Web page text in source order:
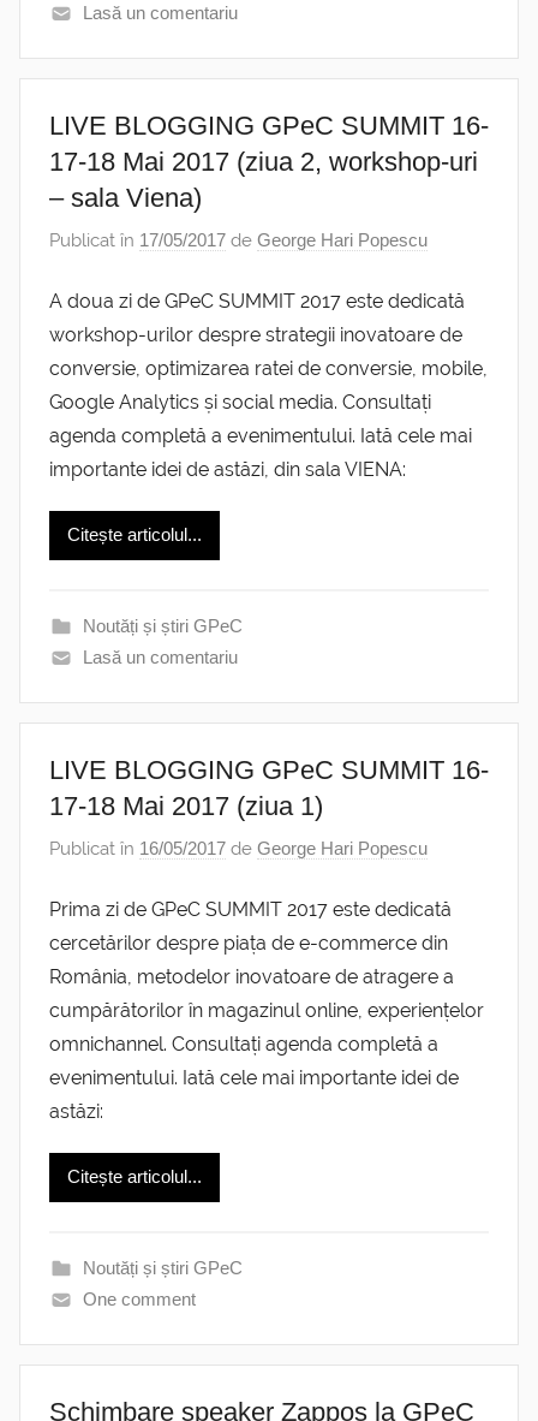
Lasă un comentariu
LIVE BLOGGING GPeC SUMMIT 16-
17-18 Mai 2017 (ziua 2, workshop-uri
– sala Viena)
Publicat în 17/05/2017 de George Hari Popescu
A doua zi de GPeC SUMMIT 2017 este dedicată
workshop-urilor despre strategii inovatoare de
conversie, optimizarea ratei de conversie, mobile,
Google Analytics și social media. Consultați
agenda completă a evenimentului. Iată cele mai
importante idei de astăzi, din sala VIENA:
Citește articolul...
Noutăți și știri GPeC
Lasă un comentariu
LIVE BLOGGING GPeC SUMMIT 16-
17-18 Mai 2017 (ziua 1)
Publicat în 16/05/2017 de George Hari Popescu
Prima zi de GPeC SUMMIT 2017 este dedicată
cercetărilor despre piața de e-commerce din
România, metodelor inovatoare de atragere a
cumpărătorilor în magazinul online, experiențelor
omnichannel. Consultați agenda completă a
evenimentului. Iată cele mai importante idei de
astăzi:
Citește articolul...
Noutăți și știri GPeC
One comment
Schimbare speaker Zappos la GPeC